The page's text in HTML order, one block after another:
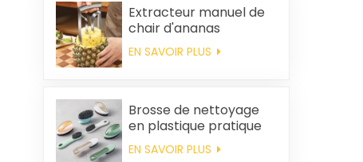
ménager
Extracteur manuel de
chair d'ananas
EN SAVOIR PLUS
Brosse de nettoyage
en plastique pratique
en gros
EN SAVOIR PLUS